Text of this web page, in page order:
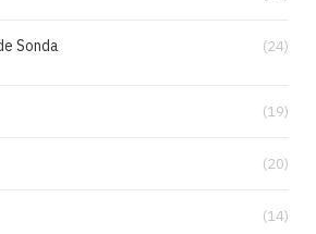
Sonda (24)
(19)
(20)
(14)